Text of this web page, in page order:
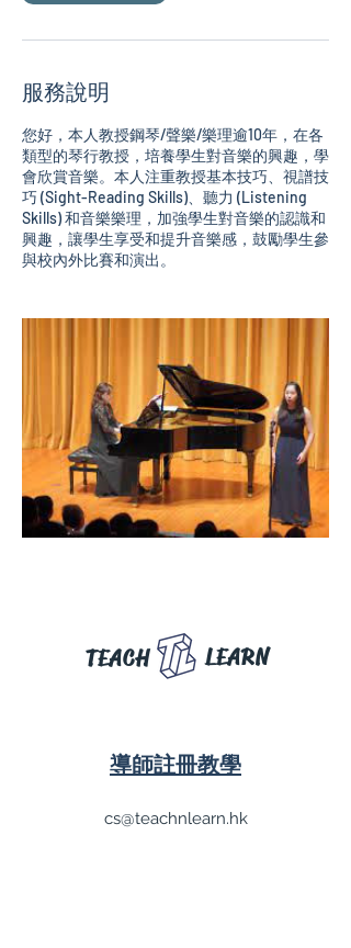
服務說明
您好，本人教授鋼琴/聲樂/樂理逾10年，在各
類型的琴行教授，培養學生對音樂的興趣，學
會欣賞音樂。本人注重教授基本技巧、視譜技
巧 (Sight-Reading Skills)、聽力 (Listening
Skills) 和音樂樂理，加強學生對音樂的認識和
興趣，讓學生享受和提升音樂感，鼓勵學生參
與校內外比賽和演出。
LEARN
TEACH
導師註冊教學
cs@teachnlearn.hk